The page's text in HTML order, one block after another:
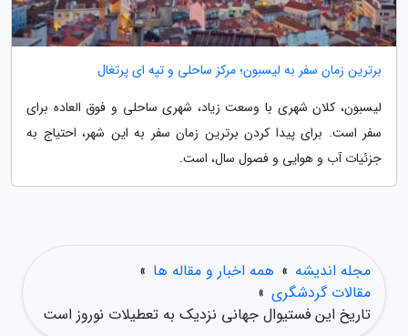
برترین زمان سفر به لیسبون؛ مرکز ساحلی و تپه ای پرتغال
لیسبون، کلان شهری با وسعت زیاد، شهری ساحلی و فوق العاده برای
سفر است. برای پیدا کردن برترین زمان سفر به این شهر، احتیاج به
جزئیات آب و هوایی و فصول سال، است.
مجله اندیشه » همه اخبار و مقاله ها »
مقالات گردشگری »
تاریخ این فستیوال جهانی نزدیک به تعطیلات نوروز است